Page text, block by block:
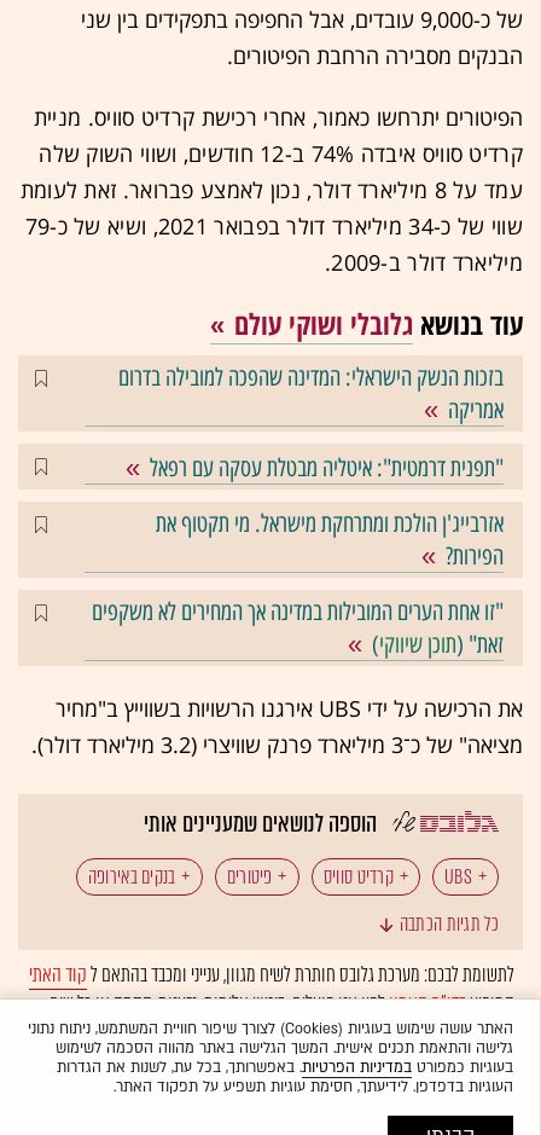
של כ-9,000 עובדים, אבל החפיפה בתפקידים בין שני
הבנקים מסבירה הרחבת הפיטורים.
הפיטורים יתרחשו כאמור, אחרי רכישת קרדיט סוויס. מניית
קרדיט סוויס איבדה 74% ב-12 חודשים, ושווי השוק שלה
עמד על 8 מיליארד דולר, נכון לאמצע פברואר. זאת לעומת
שווי של כ-34 מיליארד דולר בפבואר 2021, ושיא של כ-79
מיליארד דולר ב-2009.
עוד בנושא גלובלי ושוקי עולם
בזכות הנשק הישראלי: המדינה שהפכה למובילה בדרום
אמריקה
"תפנית דרמטית": איטליה מבטלת עסקה עם רפאל
אזרבייג'ן הולכת ומתרחקת מישראל. מי תקטוף את
הפירות?
"זו אחת הערים המובילות במדינה אך המחירים לא משקפים
זאת" (תוכן שיווקי)
את הרכישה על ידי UBS אירגנו הרשויות בשווייץ ב"מחיר
מציאה" של כ־3 מיליארד פרנק שוויצרי (3.2 מיליארד דולר).
הוספה לנושאים שמעניינים אותי
UBS קרדיט סוויס פיטורים בנקים באירופה
כל תגיות הכתבה
לתשומת לבכם: מערכת גלובס חותרת לשיח מגוון, ענייני ומכבד בהתאם לקוד האתי
המופיעבדו"ח האמוןלפיו אנו פועלים. ביטויי אלימות, גזענות, הסתה או כל שיח
בלתי הולם אחר מסוננים בצורהאוטומטיתולא יפורסמו באתר.
האתר עושה שימוש בעוגיות (Cookies) לצורך שיפור חוויית המשתמש, ניתוח נתוני
גלישה והתאמת תכנים אישית. המשך הגלישה באתר מהווה הסכמה לשימוש
בעוגיות כמפורטבמדיניות הפרטיות. באפשרותך, בכל עת, לשנות את הגדרות
העוגיות בדפדפן. לידיעתך, חסימת עוגיות תשפיע על תפקוד האתר.